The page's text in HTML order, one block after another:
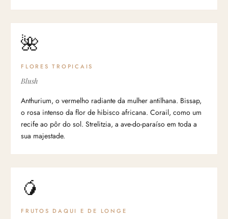
🌺
FLORES TROPICAIS
Blush
Anthurium, o vermelho radiante da mulher antilhana. Bissap,
o rosa intenso da flor de hibisco africana. Corail, como um
recife ao pôr do sol. Strelitzia, a ave-do-paraíso em toda a
sua majestade.
🥭
FRUTOS DAQUI E DE LONGE